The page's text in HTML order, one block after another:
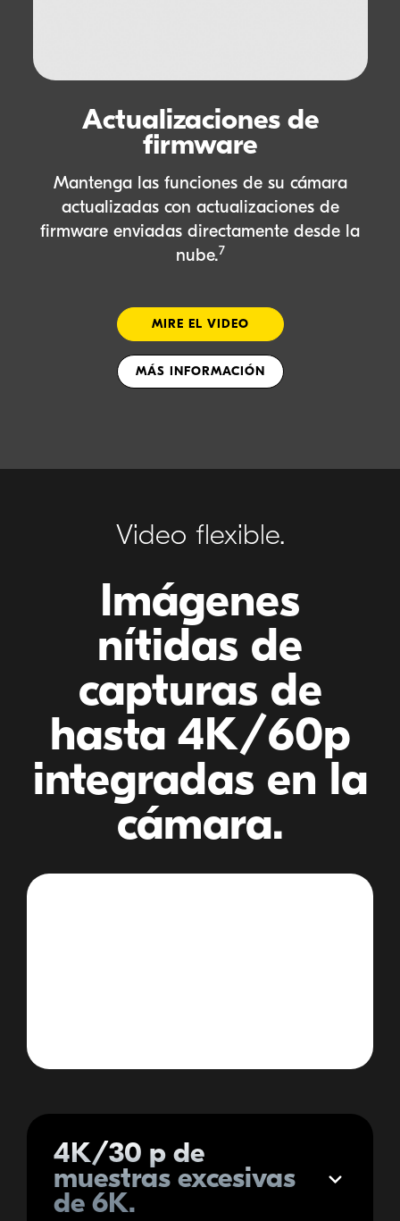
Actualizaciones de
firmware
Mantenga las funciones de su cámara
actualizadas con actualizaciones de
firmware enviadas directamente desde la
nube.7
MIRE EL VIDEO
MÁS INFORMACIÓN
Video flexible.
Imágenes
nítidas de
capturas de
hasta 4K/60p
integradas en la
cámara.
Expandir
4K/30 p de
muestras excesivas
de 6K.